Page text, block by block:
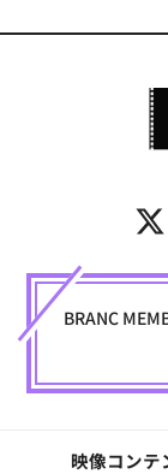
BRANC
映像コンテ